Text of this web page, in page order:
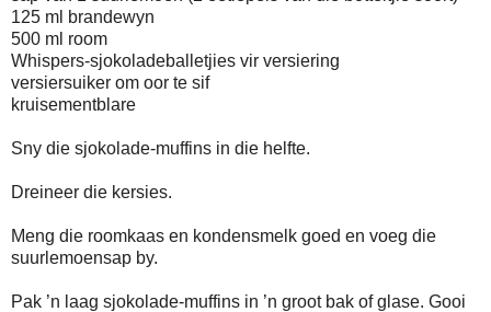
125 ml brandewyn
500 ml room
Whispers-sjokoladeballetjies vir versiering
versiersuiker om oor te sif
kruisementblare
Sny die sjokolade-muffins in die helfte.
Dreineer die kersies.
Meng die roomkaas en kondensmelk goed en voeg die
suurlemoensap by.
Pak ’n laag sjokolade-muffins in ’n groot bak of glase. Gooi